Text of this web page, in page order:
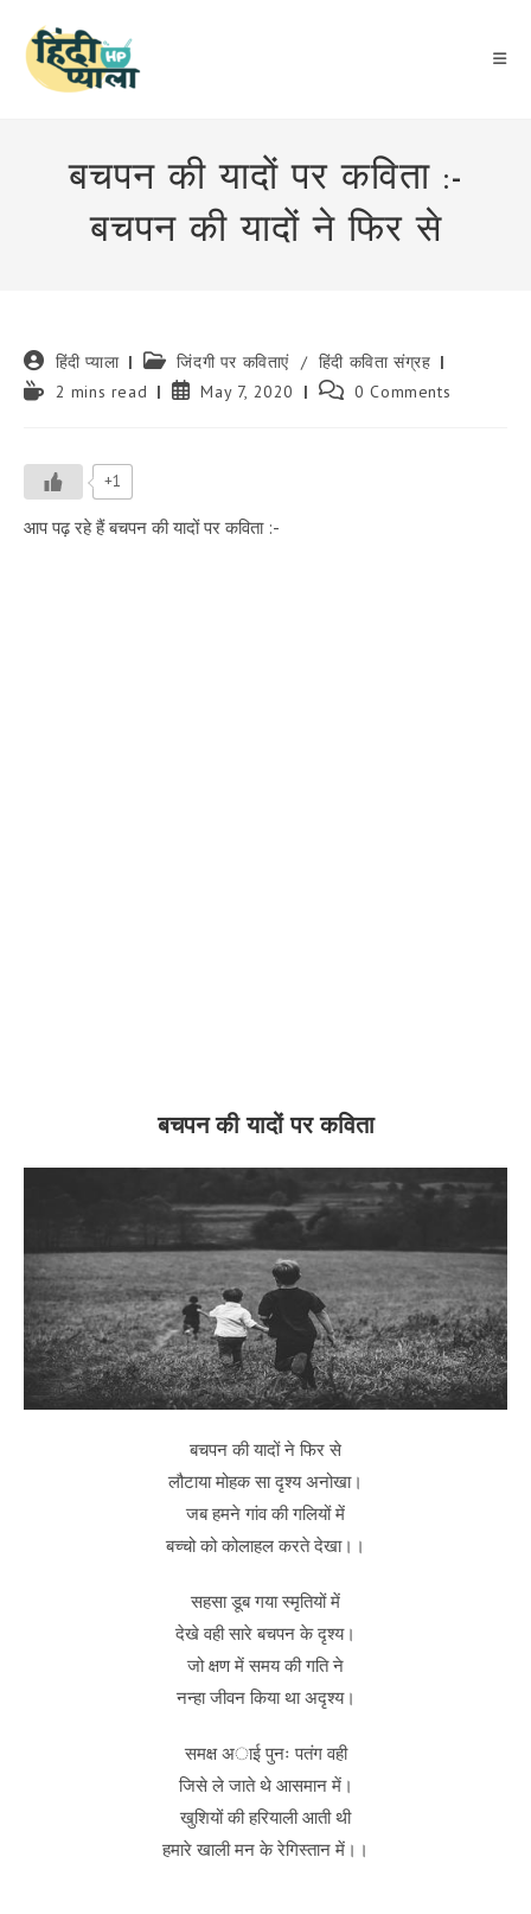
content
बचपन की यादों पर कविता :-
बचपन की यादों ने फिर से
Post
author:
हिंदी प्याला
Post
category:
जिंदगी पर कविताएं / हिंदी कविता संग्रह
Reading2 mins read
PostMay 7, 2020
Post 0 Comments
+1
आप पढ़ रहे हैं बचपन की यादों पर कविता :-
बचपन की यादों पर कविता
बचपन की यादों ने फिर से
लौटाया मोहक सा दृश्य अनोखा।
जब हमने गांव की गलियों में
बच्चो को कोलाहल करते देखा।।
सहसा डूब गया स्मृतियों में
देखे वही सारे बचपन के दृश्य।
जो क्षण में समय की गति ने
नन्हा जीवन किया था अदृश्य।
समक्ष अाई पुनः पतंग वही
जिसे ले जाते थे आसमान में।
खुशियों की हरियाली आती थी
हमारे खाली मन के रेगिस्तान में।।